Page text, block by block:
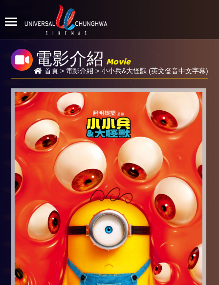
電影介紹 Movie
首頁> 電影介紹 > 小小兵&大怪獸 (英文發音中文字幕)